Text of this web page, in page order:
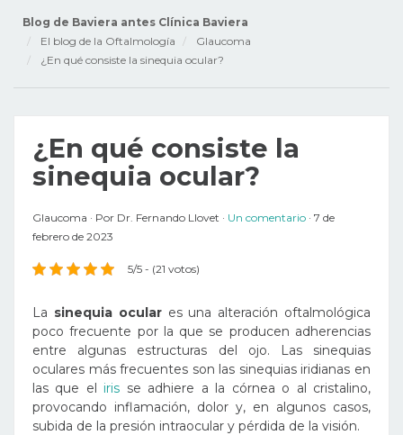
Blog de Baviera antes Clínica Baviera
El blog de la Oftalmología
Glaucoma
¿En qué consiste la sinequia ocular?
¿En qué consiste la
sinequia ocular?
Glaucoma Por Dr. Fernando Llovet Un comentario 7 de
febrero de 2023
5/5 - (21 votos)
La sinequia oculares una alteración oftalmológica
poco frecuente por la que se producen adherencias
entre algunas estructuras del ojo. Las sinequias
oculares más frecuentes son las sinequias iridianas en
las que el iris se adhiere a la córnea o al cristalino,
provocando inflamación, dolor y, en algunos casos,
subida de la presión intraocular y pérdida de la visión.